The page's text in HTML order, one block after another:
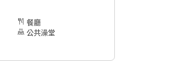
餐廳
公共澡堂